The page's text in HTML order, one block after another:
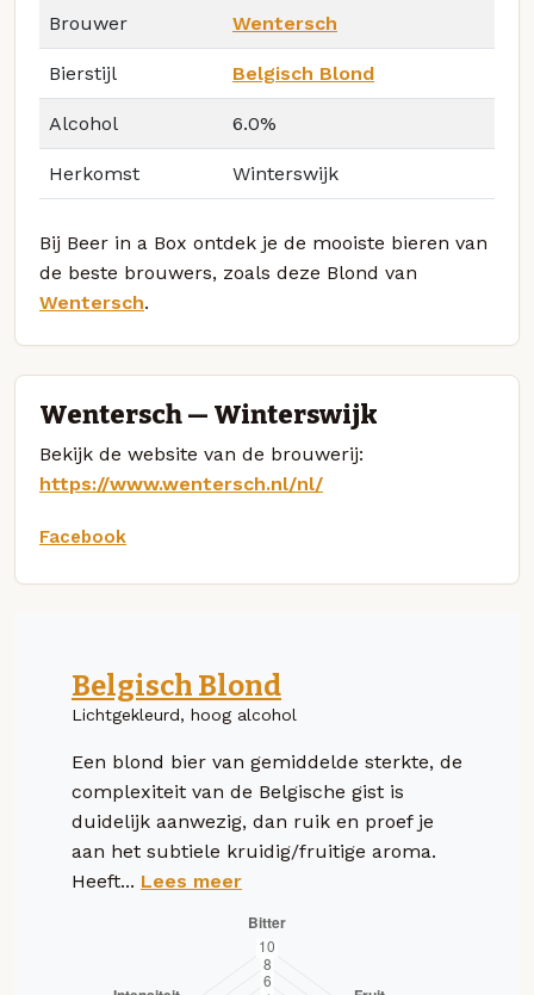
Brouwer Wentersch
Bierstijl Belgisch Blond
Alcohol 6.0%
Herkomst Winterswijk
Bij Beer in a Box ontdek je de mooiste bieren van
de beste brouwers, zoals deze Blond van
Wentersch.
Wentersch — Winterswijk
Bekijk de website van de brouwerij:
https://www.wentersch.nl/nl/
Facebook
Belgisch Blond
Lichtgekleurd, hoog alcohol
Een blond bier van gemiddelde sterkte, de
complexiteit van de Belgische gist is
duidelijk aanwezig, dan ruik en proef je
aan het subtiele kruidig/fruitige aroma.
Heeft... Lees meer